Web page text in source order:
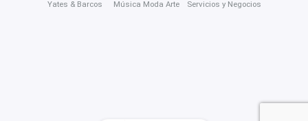
Yates & Barcos Música Moda Arte Servicios y Negocios